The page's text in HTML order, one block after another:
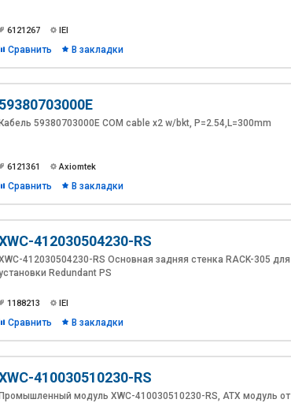
6121267 IEI
Сравнить В закладки
59380703000E
Кабель 59380703000E COM cable x2 w/bkt, P=2.54,L=300mm
6121361 Axiomtek
Сравнить В закладки
412030504230-RS
412030504230-RS Основная задняя стенка RACK-305 для
Redundant PS
1188213 IEI
Сравнить В закладки
410030510230-RS
Промышленный модуль XWC-410030510230-RS, ATX модуль от